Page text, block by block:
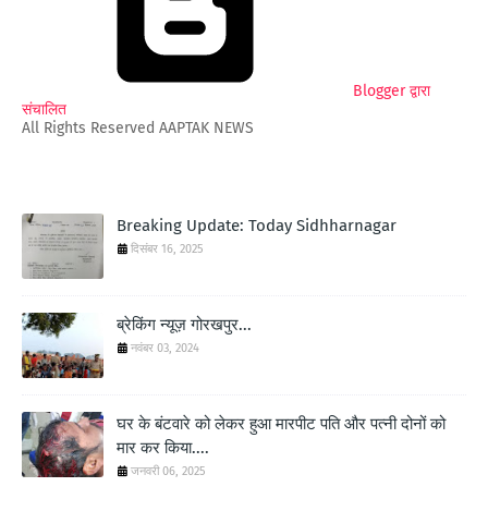
Blogger द्वारा
संचालित
All Rights Reserved AAPTAK NEWS
Breaking Update: Today Sidhharnagar
दिसंबर 16, 2025
ब्रेकिंग न्यूज़ गोरखपुर...
नवंबर 03, 2024
घर के बंटवारे को लेकर हुआ मारपीट पति और पत्नी दोनों को
मार कर किया....
जनवरी 06, 2025